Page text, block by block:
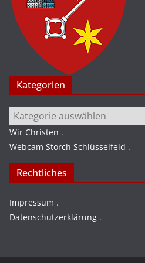
Kategorien
Kategorien
Wir Christen .
Webcam Storch Schlüsselfeld .
Rechtliches
Impressum .
Datenschutzerklärung .